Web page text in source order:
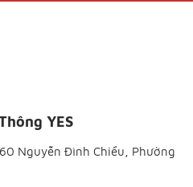
YES
Nguyễn Đình Chiểu, Phường